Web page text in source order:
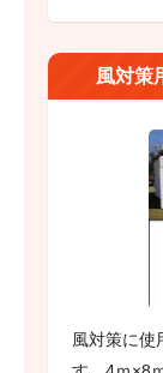
風対策
風対策に使